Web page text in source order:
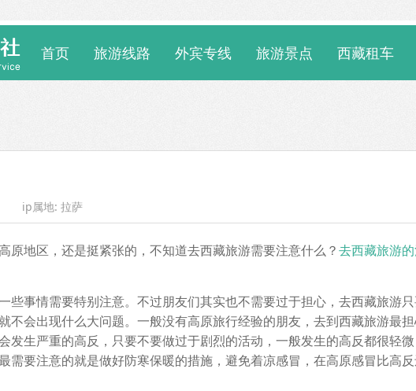
首页 旅游线路 外宾专线 旅游景点 西藏租车
ip属地: 拉萨
原地区，还是挺紧张的，不知道去西藏旅游需要注意什么？去西藏旅游
些事情需要特别注意。不过朋友们其实也不需要过于担心，去西藏旅游
不会出现什么大问题。一般没有高原旅行经验的朋友，去到西藏旅游最
发生严重的高反，只要不要做过于剧烈的活动，一般发生的高反都很轻
需要注意的就是做好防寒保暖的措施，避免着凉感冒，在高原感冒比高